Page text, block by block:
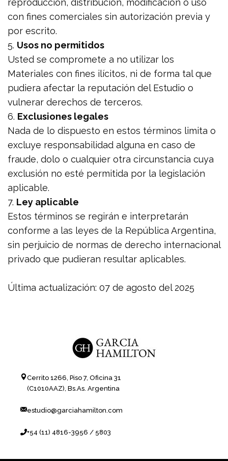
reproducción, distribución, modificación o uso
con fines comerciales sin autorización previa y
por escrito.
5. Usos no permitidos
Usted se compromete a no utilizar los
Materiales con fines ilícitos, ni de forma tal que
pudiera afectar la reputación del Estudio o
vulnerar derechos de terceros.
6. Exclusiones legales
Nada de lo dispuesto en estos términos limita o
excluye responsabilidad alguna en caso de
fraude, dolo o cualquier otra circunstancia cuya
exclusión no esté permitida por la legislación
aplicable.
7. Ley aplicable
Estos términos se regirán e interpretarán
conforme a las leyes de la República Argentina,
sin perjuicio de normas de derecho internacional
privado que pudieran resultar aplicables.
Última actualización: 07 de agosto del 2025
Cerrito 1266, Piso 7, Oficina 31
(C1010AAZ), Bs.As. Argentina
estudio@garciahamilton.com
+54 (11) 4816-3956 / 5803